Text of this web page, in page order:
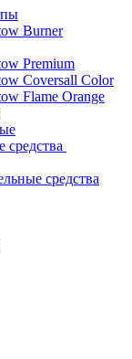
Burner
Premium
Coversall Color
Flame Orange
средства
средства